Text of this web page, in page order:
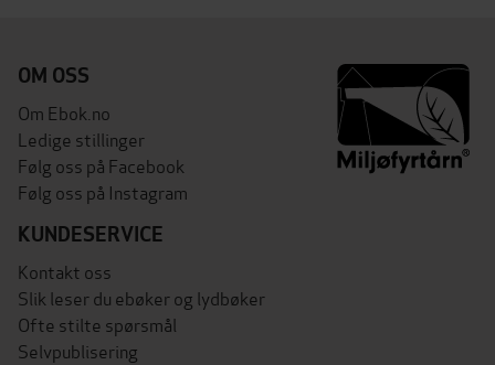
OM OSS
Om Ebok.no
Ledige stillinger
Følg oss på Facebook
Følg oss på Instagram
KUNDESERVICE
Kontakt oss
Slik leser du ebøker og lydbøker
Ofte stilte spørsmål
Selvpublisering